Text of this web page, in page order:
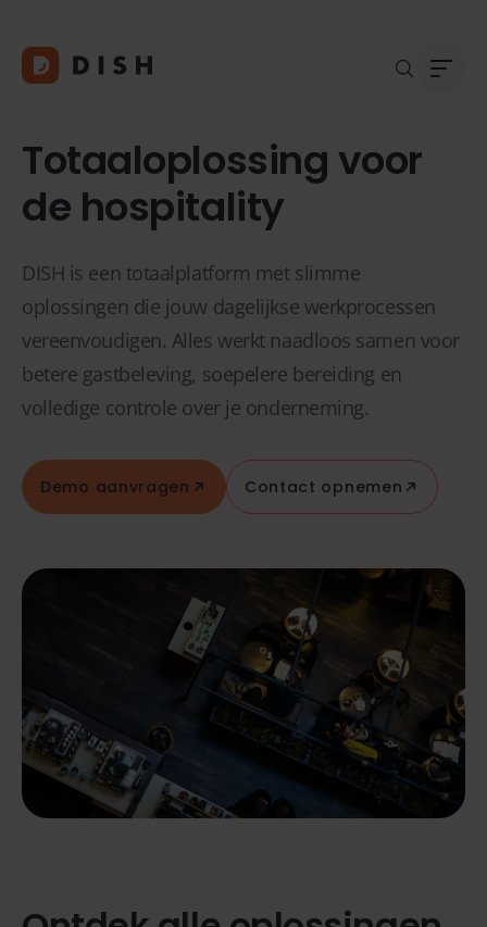
Totaaloplossing voor
de hospitality
DISH is een totaalplatform met slimme
oplossingen die jouw dagelijkse werkprocessen
vereenvoudigen. Alles werkt naadloos samen voor
betere gastbeleving, soepelere bereiding en
volledige controle over je onderneming.
Demo aanvragen Contact opnemen